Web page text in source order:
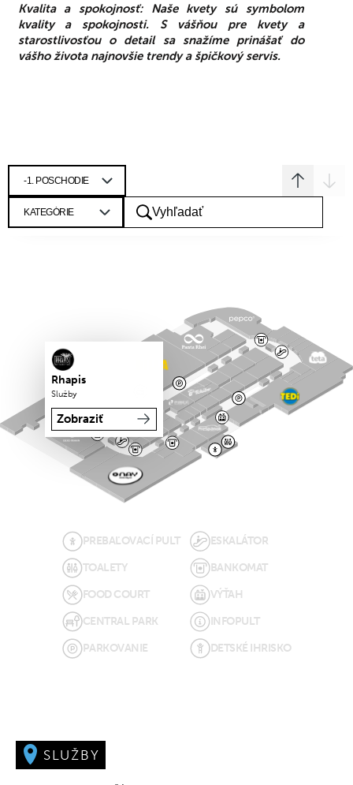
Kvalita a spokojnosť: Naše kvety sú symbolom
kvality a spokojnosti. S vášňou pre kvety a
starostlivosťou o detail sa snažíme prinášať do
vášho života najnovšie trendy a špičkový servis.
PREBAĽOVACÍ PULT
TOALETY
FOOD COURT
CENTRAL PARK
PARKOVANIE
ESKALÁTOR
BANKOMAT
VÝŤAH
INFOPULT
DETSKÉ IHRISKO
Rhapis
Služby
Zobraziť
SLUŽBY